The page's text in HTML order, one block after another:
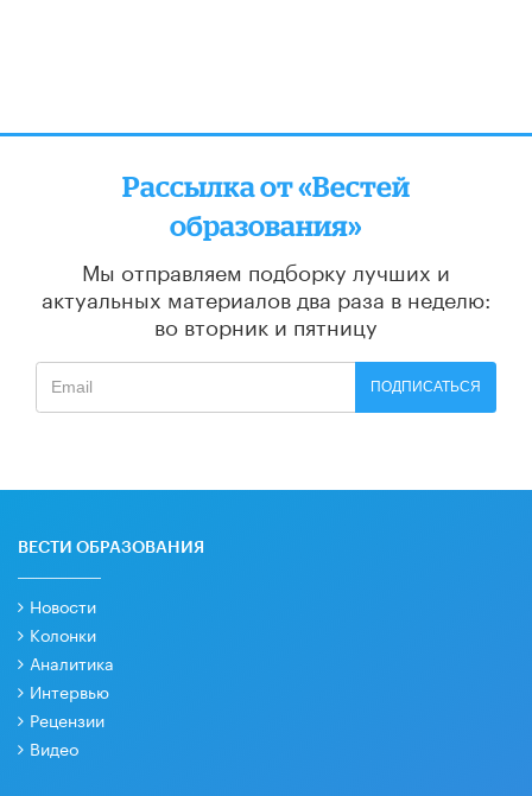
Рассылка от «Вестей
образования»
Мы отправляем подборку лучших и
актуальных материалов два раза в неделю:
во вторник и пятницу
ПОДПИСАТЬСЯ
ВЕСТИ ОБРАЗОВАНИЯ
Новости
Колонки
Аналитика
Интервью
Рецензии
Видео